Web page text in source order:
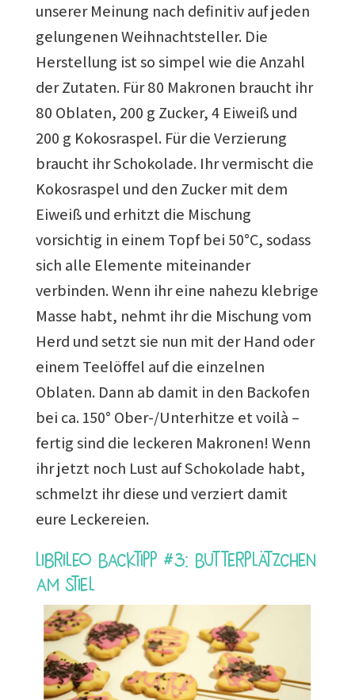
unserer Meinung nach definitiv auf jeden
gelungenen Weihnachtsteller. Die
Herstellung ist so simpel wie die Anzahl
der Zutaten. Für 80 Makronen braucht ihr
80 Oblaten, 200 g Zucker, 4 Eiweiß und
200 g Kokosraspel. Für die Verzierung
braucht ihr Schokolade. Ihr vermischt die
Kokosraspel und den Zucker mit dem
Eiweiß und erhitzt die Mischung
vorsichtig in einem Topf bei 50°C, sodass
sich alle Elemente miteinander
verbinden. Wenn ihr eine nahezu klebrige
Masse habt, nehmt ihr die Mischung vom
Herd und setzt sie nun mit der Hand oder
einem Teelöffel auf die einzelnen
Oblaten. Dann ab damit in den Backofen
bei ca. 150° Ober-/Unterhitze et voilà –
fertig sind die leckeren Makronen! Wenn
ihr jetzt noch Lust auf Schokolade habt,
schmelzt ihr diese und verziert damit
eure Leckereien.
Librileo Backtipp #3: Butterplätzchen
am Stiel